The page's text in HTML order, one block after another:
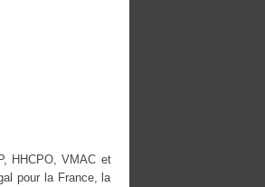
HHCPO, VMAC et
pour la France, la